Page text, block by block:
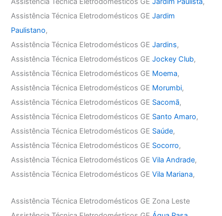
Assistência Técnica Eletrodomésticos GEJardim
Paulistano,
Assistência Técnica Eletrodomésticos GEJardins,
Assistência Técnica Eletrodomésticos GEJockey Club,
Assistência Técnica Eletrodomésticos GE Moema,
Assistência Técnica Eletrodomésticos GE Morumbi,
Assistência Técnica Eletrodomésticos GE Sacomã,
Assistência Técnica Eletrodomésticos GE Santo Amaro,
Assistência Técnica Eletrodomésticos GE Saúde,
Assistência Técnica Eletrodomésticos GE Socorro,
Assistência Técnica Eletrodomésticos GEVila Andrade,
Assistência Técnica Eletrodomésticos GEVila Mariana,
Assistência Técnica Eletrodomésticos GE Zona Leste